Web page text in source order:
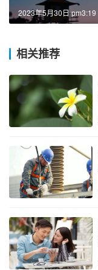
2023年5月30日 pm3:19
相关推荐